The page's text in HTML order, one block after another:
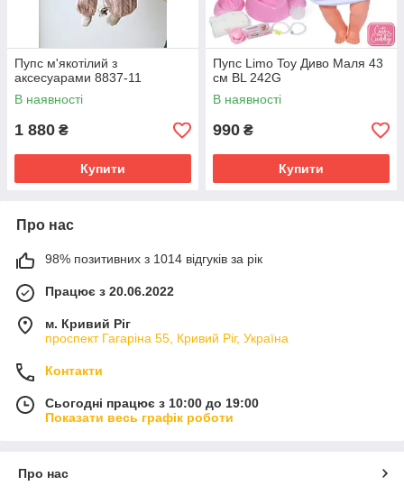
Пупс м'якотілий з
аксесуарами 8837-11
В наявності
1 880 ₴
Купити
Пупс Limo Toy Диво Маля 43
см BL 242G
В наявності
990 ₴
Купити
Про нас
98% позитивних з 1014 відгуків за рік
Працює з 20.06.2022
м. Кривий Ріг
проспект Гагаріна 55, Кривий Ріг, Україна
Контакти
Сьогодні працює з 10:00 до 19:00
Показати весь графік роботи
Про нас